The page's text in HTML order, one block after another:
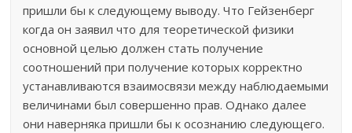
пришли бы к следующему выводу. Что Гейзенберг
когда он заявил что для теоретической физики
основной целью должен стать получение
соотношений при получение которых корректно
устанавливаются взаимосвязи между наблюдаемыми
величинами был совершенно прав. Однако далее
они наверняка пришли бы к осознанию следующего.